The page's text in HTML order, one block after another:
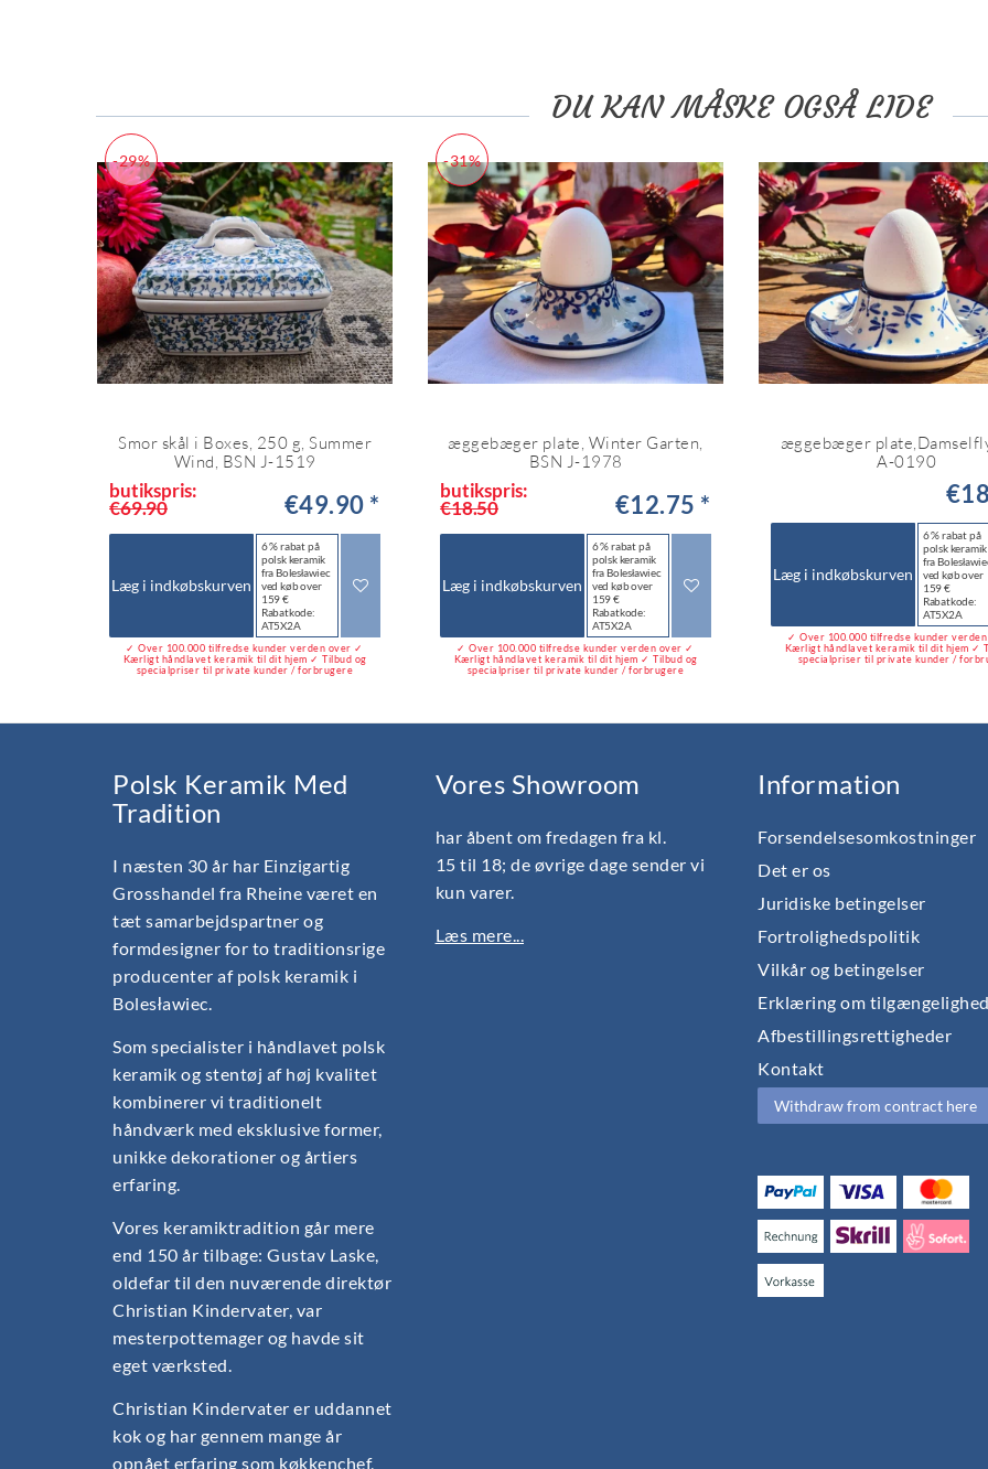
DU KAN MÅSKE OGSÅ LIDE
-29%
Smor skål i Boxes, 250 g, Summer
Wind, BSN J-1519
butikspris:
€69.90 €49.90 *
Læg i indkøbskurven
6 % rabat på
polsk keramik
fra Bolesławiec
ved køb over
159 €
Rabatkode:
AT5X2A
✓ Over 100.000 tilfredse kunder verden over ✓
Kærligt håndlavet keramik til dit hjem ✓ Tilbud og
specialpriser til private kunder / forbrugere
-31%
æggebæger plate, Winter Garten,
BSN J-1978
butikspris:
€18.50 €12.75 *
Læg i indkøbskurven
6 % rabat på
polsk keramik
fra Bolesławiec
ved køb over
159 €
Rabatkode:
AT5X2A
✓ Over 100.000 tilfredse kunder verden over ✓
Kærligt håndlavet keramik til dit hjem ✓ Tilbud og
specialpriser til private kunder / forbrugere
æggebæger
A-0190
Læg i indkøbskurven
6 % rabat på
polsk keramik
fra
ved køb over
159 €
Rabatkode:
AT5X2A
✓ Over 100.000 tilfredse kunder
Kærligt håndlavet keramik til dit hjem ✓
specialpriser til private kunder /
Polsk Keramik Med
Tradition
I næsten 30 år har Einzigartig
Grosshandel fra Rheine været en
tæt samarbejdspartner og
formdesigner for to traditionsrige
producenter af polsk keramik i
Bolesławiec.
Som specialister i håndlavet polsk
keramik og stentøj af høj kvalitet
kombinerer vi traditionelt
håndværk med eksklusive former,
unikke dekorationer og årtiers
erfaring.
Vores keramiktradition går mere
end 150 år tilbage: Gustav Laske,
oldefar til den nuværende direktør
Christian Kindervater, var
mesterpottemager og havde sit
eget værksted.
Christian Kindervater er uddannet
kok og har gennem mange år
opnået erfaring som køkkenchef,
Vores Showroom
har åbent om fredagen fra kl.
15 til 18; de øvrige dage sender vi
kun varer.
Læs mere...
Information
Forsendelsesomkostninger
Det er os
Juridiske betingelser
Fortrolighedspolitik
Vilkår og betingelser
Erklæring om
Afbestillingsrettigheder
Kontakt
Withdraw from contract here